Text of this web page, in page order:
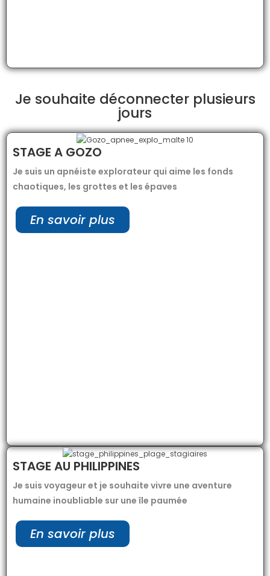
Je souhaite déconnecter plusieurs
jours
STAGE A GOZO
Je suis un apnéiste explorateur qui aime les fonds
chaotiques, les grottes et les épaves
En savoir plus
STAGE AU PHILIPPINES
Je suis voyageur et je souhaite vivre une aventure
humaine inoubliable sur une île paumée
En savoir plus